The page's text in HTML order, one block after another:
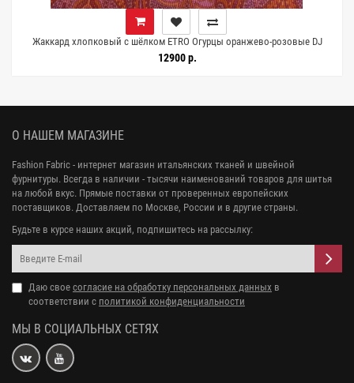
Жаккард хлопковый с шёлком ETRO Огурцы оранжево-розовые DJ
Н34/3 M50 16062603
12900 р.
О НАШЕМ МАГАЗИНЕ
Fashion Fabric - интернет магазин итальянских тканей и швейной
фурнитуры. Всегда в наличии - тысячи наименований товаров для шитья
на любой вкус. Прямые поставки от проверенных европейских
поставщиков. Доставляем по Москве, России и в другие страны.
Будьте в курсе наших акций, подпишитесь на рассылку:
Даю свое согласие на обработку персональных данных в
соответствии с политикой конфиденциальности
МЫ В СОЦИАЛЬНЫХ СЕТЯХ